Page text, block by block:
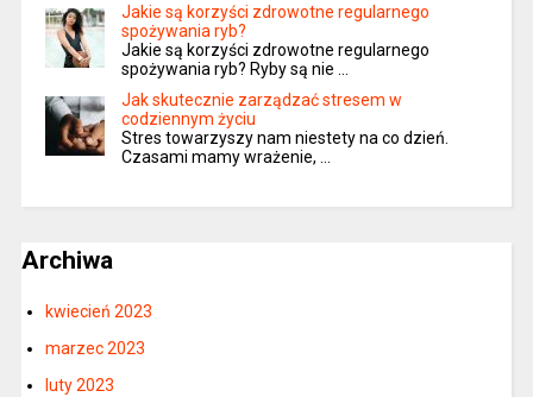
Jakie są korzyści zdrowotne regularnego
spożywania ryb?
Jakie są korzyści zdrowotne regularnego
spożywania ryb? Ryby są nie …
Jak skutecznie zarządzać stresem w
codziennym życiu
Stres towarzyszy nam niestety na co dzień.
Czasami mamy wrażenie, …
Archiwa
kwiecień 2023
marzec 2023
luty 2023